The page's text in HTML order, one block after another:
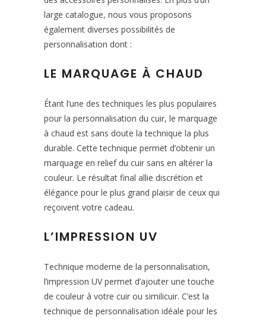
large catalogue, nous vous proposons
également diverses possibilités de
personnalisation dont :
LE MARQUAGE À CHAUD
Étant l’une des techniques les plus populaires
pour la personnalisation du cuir, le marquage
à chaud est sans doute la technique la plus
durable. Cette technique permet d’obtenir un
marquage en relief du cuir sans en altérer la
couleur. Le résultat final allie discrétion et
élégance pour le plus grand plaisir de ceux qui
reçoivent votre cadeau.
L’IMPRESSION UV
Technique moderne de la personnalisation,
l’impression UV permet d’ajouter une touche
de couleur à votre cuir ou similicuir. C’est la
technique de personnalisation idéale pour les